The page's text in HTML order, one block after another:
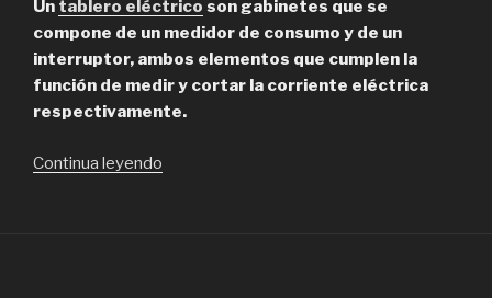
Un tablero eléctrico son gabinetes que se
compone de un medidor de consumo y de un
interruptor, ambos elementos que cumplen la
función de medir y cortar la corriente eléctrica
respectivamente.
Continua leyendo